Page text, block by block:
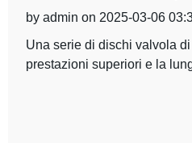
by admin on 2025-03-06
Una serie di dischi valvola
prestazioni superiori e la